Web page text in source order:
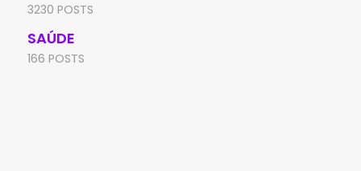
3230 POSTS
SAÚDE
166 POSTS